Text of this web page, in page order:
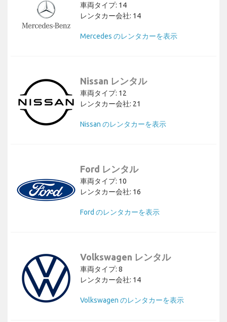
車両タイプ: 14
レンタカー会社: 14
Mercedes のレンタカーを表示
Nissan レンタル
車両タイプ: 12
レンタカー会社: 21
Nissan のレンタカーを表示
Ford レンタル
車両タイプ: 10
レンタカー会社: 16
Ford のレンタカーを表示
Volkswagen レンタル
車両タイプ: 8
レンタカー会社: 14
Volkswagen のレンタカーを表示